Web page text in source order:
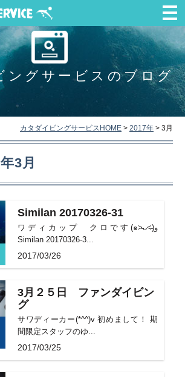
ングサービスのブログ
カタダイビングサービスHOME > 2017年 > 3月
3月
Similan 20170326-31
ワディカップ クロです(๑˃̵ᴗ˂̵)و
Similan 20170326-3...
2017/03/26
3月２５日 ファンダイビン
グ
サワディーカー(*^^)v 初めまして！ 期
間限定スタッフのゆ...
2017/03/25